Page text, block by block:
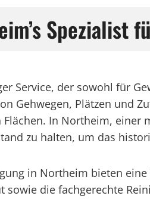
Spezialist
Service, der sowohl für
Gehwegen, Plätzen und
In Northeim,
zu halten, um das
in Northeim bieten
sowie die fachgerechte